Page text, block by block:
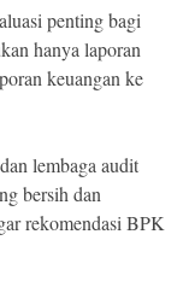
penting bagi
hanya laporan
keuangan ke
lembaga audit
bersih dan
rekomendasi BPK